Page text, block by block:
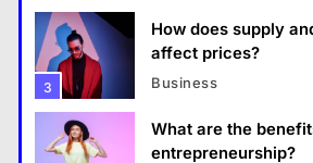
3
How does supply
affect prices?
Business
What are the
entrepreneurship?
How do you choose your travel
28 August 2022